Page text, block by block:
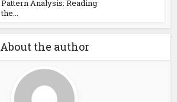
Pattern Analysis: Reading
the...
About the author